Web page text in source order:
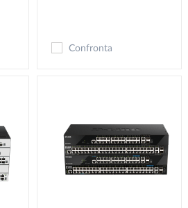
Confronta